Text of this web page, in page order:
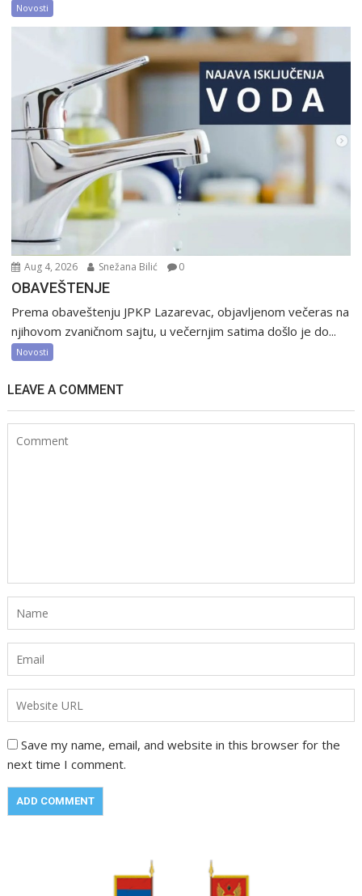
Novosti
Aug 4, 2026 Snežana Bilić 0
OBAVEŠTENJE
Prema obaveštenju JPKP Lazarevac, objavljenom večeras na
njihovom zvaničnom sajtu, u večernjim satima došlo je do...
Novosti
LEAVE A COMMENT
Save my name, email, and website in this browser for the
next time I comment.